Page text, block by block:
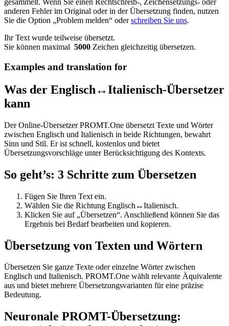
gesammelt. Wenn Sie einen Rechtschreib-, Zeichensetzungs- oder
anderen Fehler im Original oder in der Übersetzung finden, nutzen
Sie die Option „Problem melden“ oderschreiben Sie uns.
Ihr Text wurde teilweise übersetzt.
Sie können maximal 5000 Zeichen gleichzeitig übersetzen.
Examples and translation for
Was der Englisch↔Italienisch-Übersetzer
kann
Der Online-Übersetzer PROMT.One übersetzt Texte und Wörter
zwischen Englisch und Italienisch in beide Richtungen, bewahrt
Sinn und Stil. Er ist schnell, kostenlos und bietet
Übersetzungsvorschläge unter Berücksichtigung des Kontexts.
So geht’s: 3 Schritte zum Übersetzen
Fügen Sie Ihren Text ein.
Wählen Sie die Richtung Englisch↔Italienisch.
Klicken Sie auf „Übersetzen“. Anschließend können Sie das
Ergebnis bei Bedarf bearbeiten und kopieren.
Übersetzung von Texten und Wörtern
Übersetzen Sie ganze Texte oder einzelne Wörter zwischen
Englisch und Italienisch. PROMT.One wählt relevante Äquivalente
aus und bietet mehrere Übersetzungsvarianten für eine präzise
Bedeutung.
Neuronale PROMT-Übersetzung: